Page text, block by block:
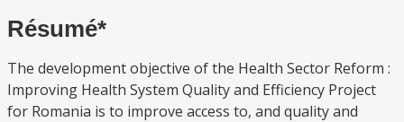
Résumé*
The development objective of the Health Sector Reform :
Improving Health System Quality and Efficiency Project
for Romania is to improve access to, and quality and